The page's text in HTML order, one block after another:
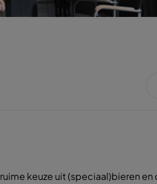
keuze uit (speciaal)bieren